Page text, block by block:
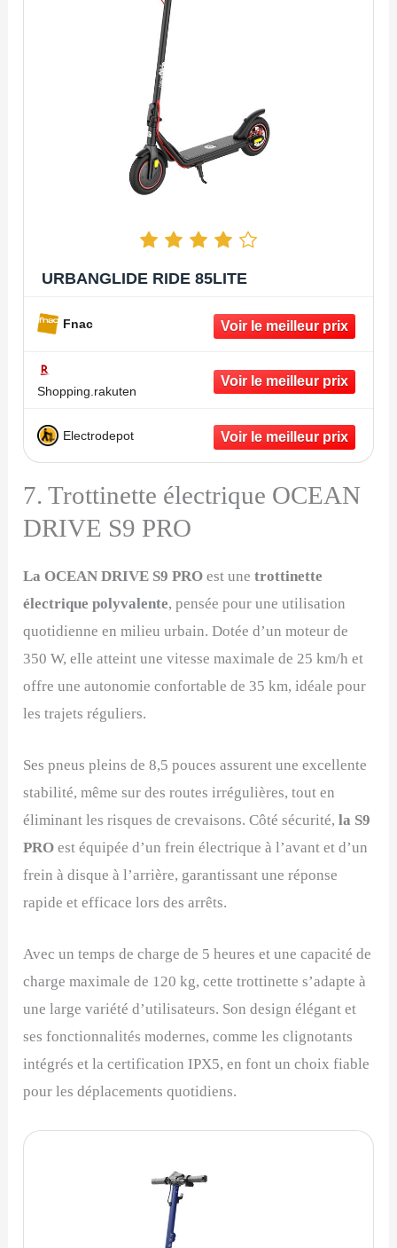
URBANGLIDE RIDE 85LITE
Fnac
Shopping.rakuten
Electrodepot
7. Trottinette électrique OCEAN
DRIVE S9 PRO
La OCEAN DRIVE S9 PRO est unetrottinette
électrique polyvalente, pensée pour une utilisation
quotidienne en milieu urbain. Dotée d’un moteur de
350 W, elle atteint une vitesse maximale de 25 km/h et
offre une autonomie confortable de 35 km, idéale pour
les trajets réguliers.
Ses pneus pleins de 8,5 pouces assurent une excellente
stabilité, même sur des routes irrégulières, tout en
éliminant les risques de crevaisons. Côté sécurité,la S9
PRO est équipée d’un frein électrique à l’avant et d’un
frein à disque à l’arrière, garantissant une réponse
rapide et efficace lors des arrêts.
Avec un temps de charge de 5 heures et une capacité de
charge maximale de 120 kg, cette trottinette s’adapte à
une large variété d’utilisateurs. Son design élégant et
ses fonctionnalités modernes, comme les clignotants
intégrés et la certification IPX5, en font un choix fiable
pour les déplacements quotidiens.